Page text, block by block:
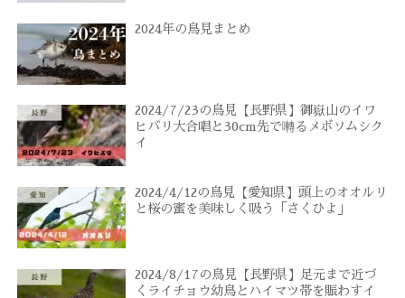
2024年の鳥見まとめ
2024/7/23の鳥見【長野県】御嶽山のイワ
ヒバリ大合唱と30cm先で囀るメボソムシク
イ
2024/4/12の鳥見【愛知県】頭上のオオルリ
と桜の蜜を美味しく吸う「さくひよ」
2024/8/17の鳥見【長野県】足元まで近づ
くライチョウ幼鳥とハイマツ帯を賑わすイ